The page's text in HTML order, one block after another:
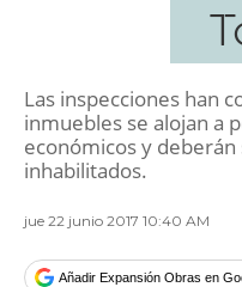
Las inspecciones han
inmuebles se alojan a
económicos y
inhabilitados.
jue 22 junio 2017 10:40 AM
Añadir Expansión Obras en